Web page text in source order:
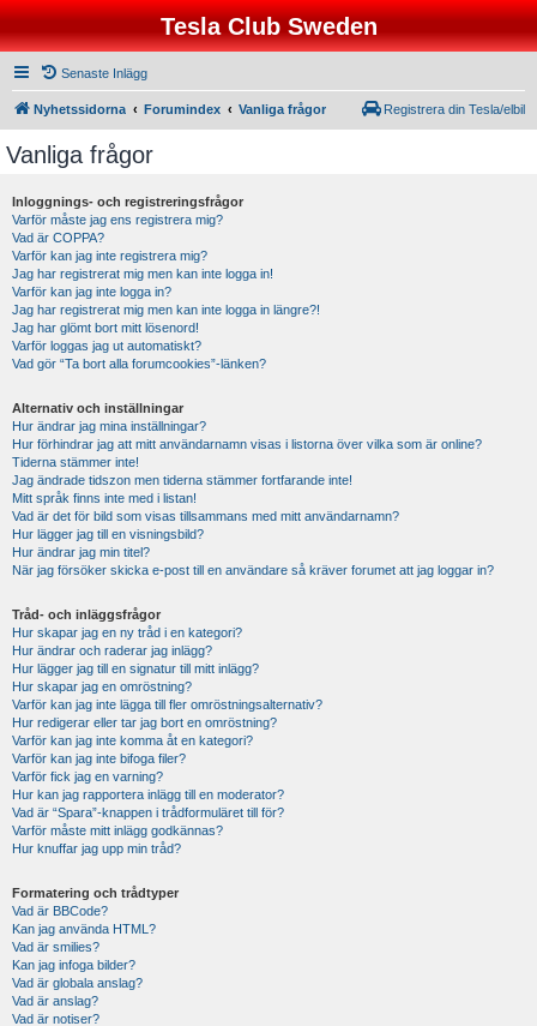
Tesla Club Sweden
Senaste Inlägg
Nyhetssidorna Forumindex Vanliga frågor Registrera din Tesla/elbil
Vanliga frågor
Inloggnings- och registreringsfrågor
Varför måste jag ens registrera mig?
Vad är COPPA?
Varför kan jag inte registrera mig?
Jag har registrerat mig men kan inte logga in!
Varför kan jag inte logga in?
Jag har registrerat mig men kan inte logga in längre?!
Jag har glömt bort mitt lösenord!
Varför loggas jag ut automatiskt?
Vad gör “Ta bort alla forumcookies”-länken?
Alternativ och inställningar
Hur ändrar jag mina inställningar?
Hur förhindrar jag att mitt användarnamn visas i listorna över vilka som är online?
Tiderna stämmer inte!
Jag ändrade tidszon men tiderna stämmer fortfarande inte!
Mitt språk finns inte med i listan!
Vad är det för bild som visas tillsammans med mitt användarnamn?
Hur lägger jag till en visningsbild?
Hur ändrar jag min titel?
När jag försöker skicka e-post till en användare så kräver forumet att jag loggar in?
Tråd- och inläggsfrågor
Hur skapar jag en ny tråd i en kategori?
Hur ändrar och raderar jag inlägg?
Hur lägger jag till en signatur till mitt inlägg?
Hur skapar jag en omröstning?
Varför kan jag inte lägga till fler omröstningsalternativ?
Hur redigerar eller tar jag bort en omröstning?
Varför kan jag inte komma åt en kategori?
Varför kan jag inte bifoga filer?
Varför fick jag en varning?
Hur kan jag rapportera inlägg till en moderator?
Vad är “Spara”-knappen i trådformuläret till för?
Varför måste mitt inlägg godkännas?
Hur knuffar jag upp min tråd?
Formatering och trådtyper
Vad är BBCode?
Kan jag använda HTML?
Vad är smilies?
Kan jag infoga bilder?
Vad är globala anslag?
Vad är anslag?
Vad är notiser?